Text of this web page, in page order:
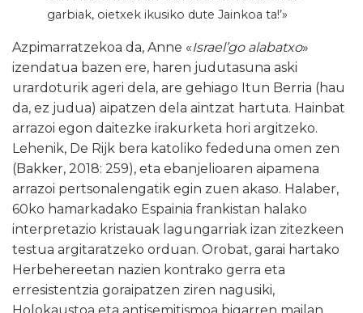
garbiak, oietxek ikusiko dute Jainkoa ta!’»
Azpimarratzekoa da, Anne «Israel’go alabatxo»
izendatua bazen ere, haren judutasuna aski
urardoturik ageri dela, are gehiago Itun Berria (hau
da, ez judua) aipatzen dela aintzat hartuta. Hainbat
arrazoi egon daitezke irakurketa hori argitzeko.
Lehenik, De Rijk bera katoliko fededuna omen zen
(Bakker, 2018: 259), eta ebanjelioaren aipamena
arrazoi pertsonalengatik egin zuen akaso. Halaber,
60ko hamarkadako Espainia frankistan halako
interpretazio kristauak lagungarriak izan zitezkeen
testua argitaratzeko orduan. Orobat, garai hartako
Herbehereetan nazien kontrako gerra eta
erresistentzia goraipatzen ziren nagusiki,